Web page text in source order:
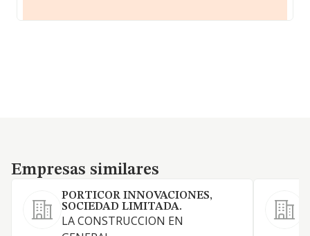
Empresas similares
Empresas similares
PORTICOR INNOVACIONES,
SOCIEDAD LIMITADA.
LA CONSTRUCCION EN